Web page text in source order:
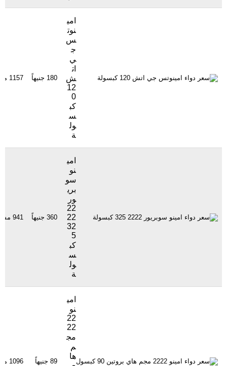
امي
نوت
س
ج
ي
ات
ش
12
0
كب
س
ول
ة
180 جنيهاً 1157 مشاهدة
امي
نو
سو
بري
ور
22
22
32
5
كب
س
ول
ة
360 جنيهاً 941 مشاهدة
امي
نو
22
22
مج
م
ها
89 جنيهاً 1096 مشاهدة